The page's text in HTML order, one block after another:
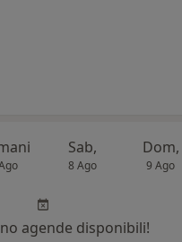
Sab,
8 Ago
Dom,
9 Ago
agende disponibili!